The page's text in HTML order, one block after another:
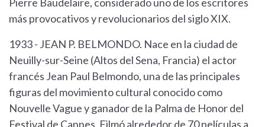
Pierre Baudelaire, considerado uno de los escritores
más provocativos y revolucionarios del siglo XIX.
1933 - JEAN P. BELMONDO. Nace en la ciudad de
Neuilly-sur-Seine (Altos del Sena, Francia) el actor
francés Jean Paul Belmondo, una de las principales
figuras del movimiento cultural conocido como
Nouvelle Vague y ganador de la Palma de Honor del
Festival de Cannes. Filmó alrededor de 70 películas a